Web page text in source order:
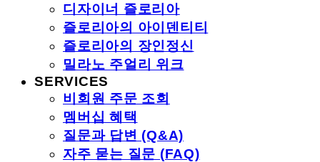
디자이너 즐로리아
즐로리아의 아이덴티티
즐로리아의 장인정신
밀라노 주얼리 위크
SERVICES
비회원 주문 조회
멤버십 혜택
질문과 답변 (Q&A)
자주 묻는 질문 (FAQ)